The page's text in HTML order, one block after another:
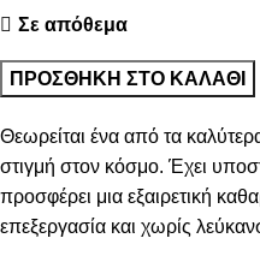
Σε απόθεμα
ΠΡΟΣΘΉΚΗ ΣΤΟ ΚΑΛΆΘΙ
Θεωρείται ένα από τα
στιγμή στον κόσμο. Έχει
προσφέρει μια εξαιρετική
επεξεργασία και χωρίς